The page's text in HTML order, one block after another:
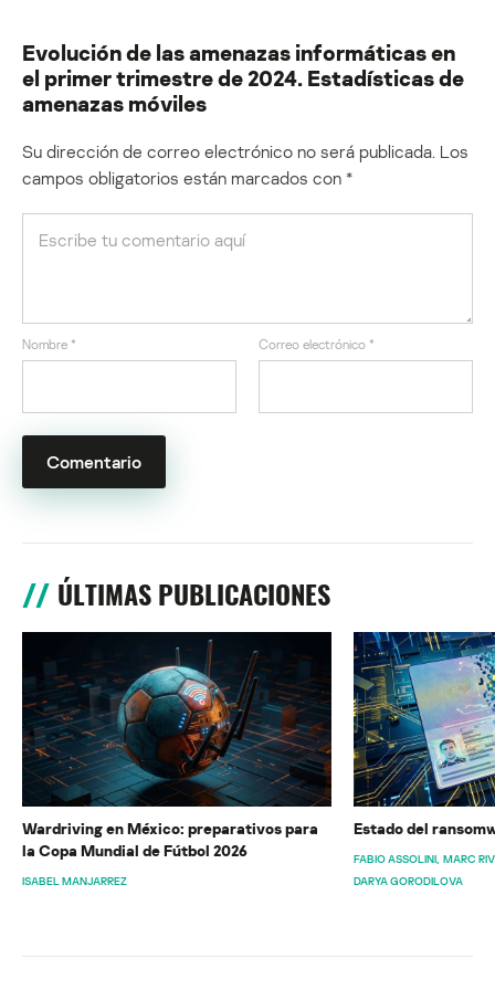
Evolución de las amenazas informáticas en
el primer trimestre de 2024. Estadísticas de
amenazas móviles
Su dirección de correo electrónico no será publicada. Los
campos obligatorios están marcados con *
Nombre * Correo electrónico *
ÚLTIMAS PUBLICACIONES
Wardriving en México: preparativos para
la Copa Mundial de Fútbol 2026
ISABEL MANJARREZ
Estado del
FABIO ASSOLINI MARC
DARYA GORODILOVA